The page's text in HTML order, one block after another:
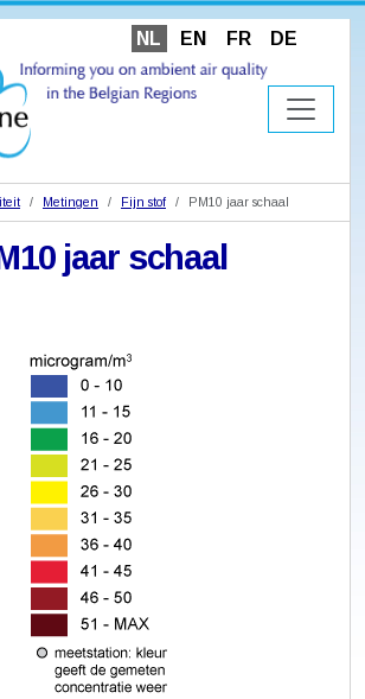
NL EN FR DE
Metingen Fijn stof PM10 jaar schaal
jaar schaal